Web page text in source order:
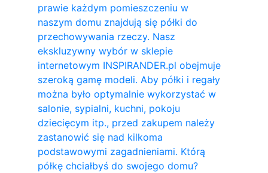
prawie każdym pomieszczeniu w
naszym domu znajdują się półki do
przechowywania rzeczy. Nasz
ekskluzywny wybór w sklepie
internetowym INSPIRANDER.pl obejmuje
szeroką gamę modeli. Aby półki i regały
można było optymalnie wykorzystać w
salonie, sypialni, kuchni, pokoju
dziecięcym itp., przed zakupem należy
zastanowić się nad kilkoma
podstawowymi zagadnieniami. Którą
półkę chciałbyś do swojego domu?